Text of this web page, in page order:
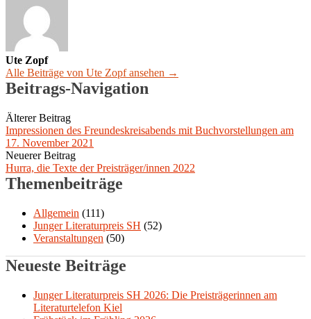
Ute Zopf
Alle Beiträge von Ute Zopf ansehen →
Beitrags-Navigation
Älterer Beitrag
Impressionen des Freundeskreisabends mit Buchvorstellungen am
17. November 2021
Neuerer Beitrag
Hurra, die Texte der Preisträger/innen 2022
Themenbeiträge
Allgemein (111)
Junger Literaturpreis SH (52)
Veranstaltungen (50)
Neueste Beiträge
Junger Literaturpreis SH 2026: Die Preisträgerinnen am
Literaturtelefon Kiel